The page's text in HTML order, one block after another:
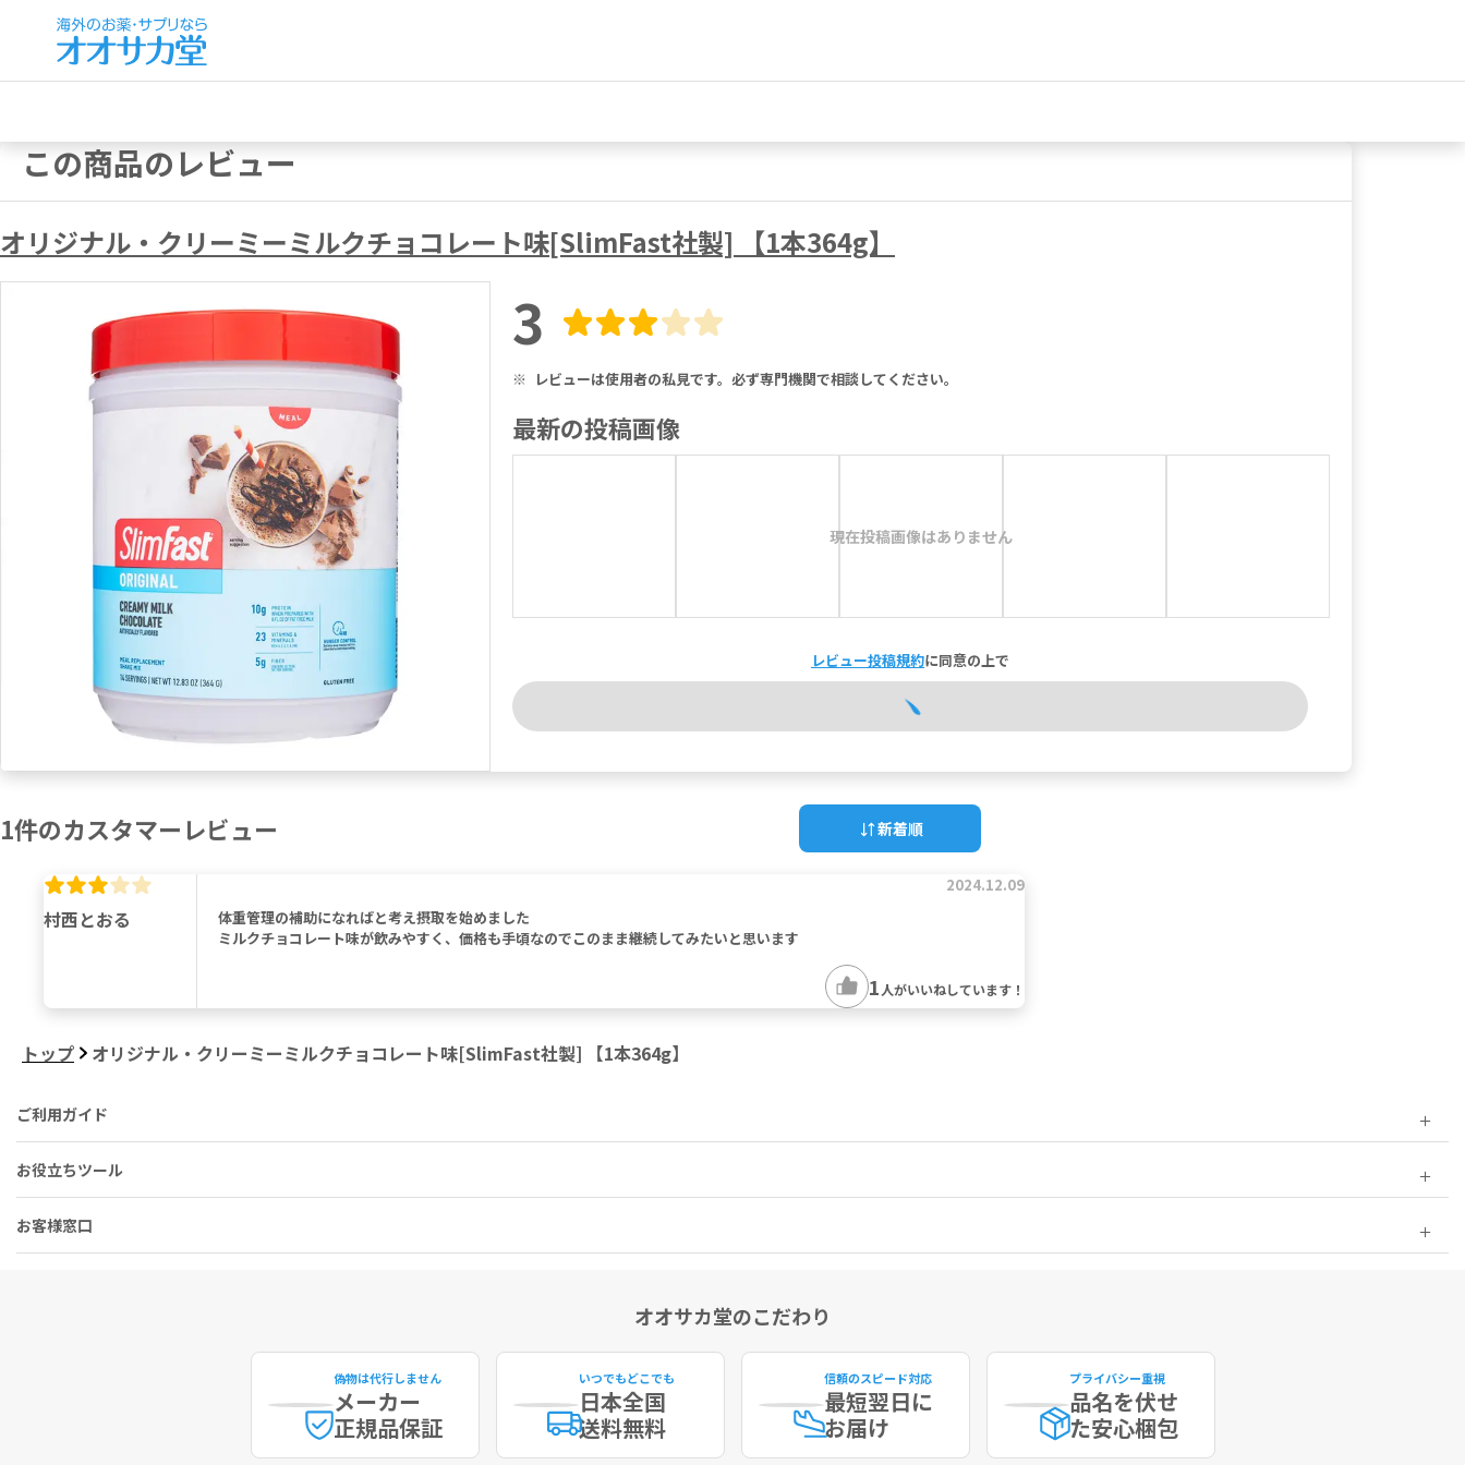
この商品のレビュー
オリジナル・クリーミーミルクチョコレート味[SlimFast社製] 【1本364g】
3
※ レビューは使用者の私見です。必ず専門機関で相談してください。
最新の投稿画像
現在投稿画像はありません
レビュー投稿規約に同意の上で
1件のカスタマーレビュー 新着順
村西とおる
2024.12.09
体重管理の補助になればと考え摂取を始めました
ミルクチョコレート味が飲みやすく、価格も手頃なのでこのまま継続してみたいと思います
1 人がいいねしています！
トップ オリジナル・クリーミーミルクチョコレート味[SlimFast社製] 【1本364g】
ご利用ガイド
お役立ちツール
お客様窓口
オオサカ堂のこだわり
偽物は代行しません
メーカー
正規品保証
いつでもどこでも
日本全国
送料無料
信頼のスピード対応
最短翌日に
お届け
プライバシー重視
品名を伏せ
た安心梱包